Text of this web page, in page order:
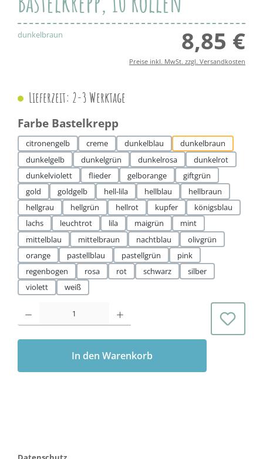
dunkelbraun 8,85 €
Preise inkl. MwSt. zzgl. Versandkosten
Lieferzeit: 2-3 Werktage
Farbe Bastelkrepp
citronengelb creme dunkelblau
dunkelbraun
dunkelgelb
dunkelgrün dunkelrosa
dunkelrot
dunkelviolett
flieder gelborange
giftgrün
gold
goldgelb hell-lila hellblau
hellbraun
hellgrau
hellgrün hellrot kupfer
königsblau
lachs
leuchtrot lila maigrün
mint
mittelblau
mittelbraun nachtblau
olivgrün
orange
pastellblau pastellgrün
pink
regenbogen
rosa rot schwarz
silber
violett
weiß
Produkt Anzahl: Gib den gewünschten Wert ein oder benutze die
In den Warenkorb